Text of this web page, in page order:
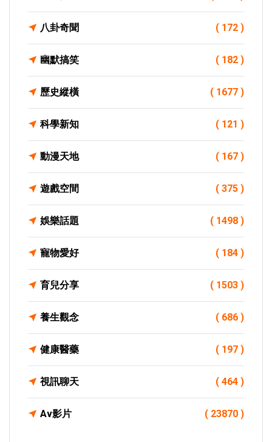
八卦奇聞 ( 172 )
幽默搞笑 ( 182 )
歷史縱橫 ( 1677 )
科學新知 ( 121 )
動漫天地 ( 167 )
遊戲空間 ( 375 )
娛樂話題 ( 1498 )
寵物愛好 ( 184 )
育兒分享 ( 1503 )
養生觀念 ( 686 )
健康醫藥 ( 197 )
視訊聊天 ( 464 )
Av影片 ( 23870 )